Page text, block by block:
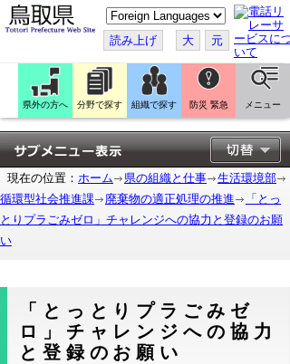
こ
の
ペ
ー
ジ
翻
訳
す
る
読み上げ 大 元
県外の方へ 分野で探す 組織で探す 防災 緊急 メニュー
現在の位置： ホーム 県の組織と仕事
生活環境部
循環型社会推進課
廃棄物の適正処理の推進
「とっ
とりプラごみゼロ」チャレンジへの協力と登録のお願
い
「とっとりプラごみゼ
ロ」チャレンジへの協力
と登録のお願い